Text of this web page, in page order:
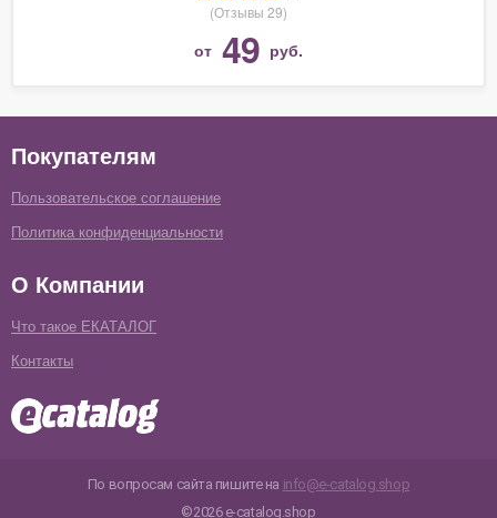
(Отзывы 29)
от 49 руб.
Покупателям
Пользовательское соглашение
Политика конфиденциальности
О Компании
Что такое ЕКАТАЛОГ
Контакты
По вопросам сайта пишите на info@e-catalog.shop
©2026 e-catalog.shop